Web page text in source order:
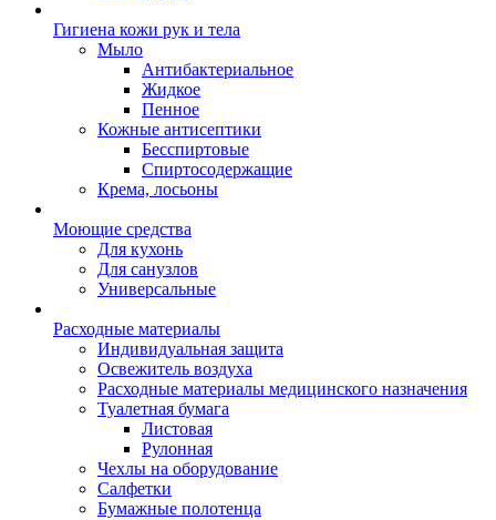
Гигиена кожи рук и тела
Мыло
Антибактериальное
Жидкое
Пенное
Кожные антисептики
Бесспиртовые
Cпиртосодержащие
Крема, лосьоны
Моющие средства
Для кухонь
Для санузлов
Универсальные
Расходные материалы
Индивидуальная защита
Освежитель воздуха
Расходные материалы медицинского назначения
Туалетная бумага
Листовая
Рулонная
Чехлы на оборудование
Салфетки
Бумажные полотенца